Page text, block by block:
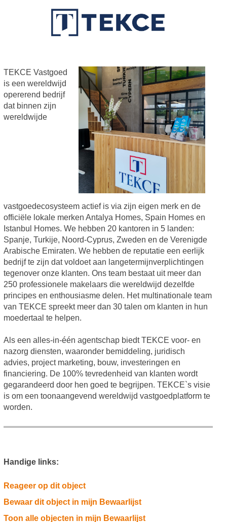
TEKCE Vastgoed
is een wereldwijd
opererend bedrijf
dat binnen zijn
wereldwijde
vastgoedecosysteem actief is via zijn eigen merk en de
officiële lokale merken Antalya Homes, Spain Homes en
Istanbul Homes. We hebben 20 kantoren in 5 landen:
Spanje, Turkije, Noord-Cyprus, Zweden en de Verenigde
Arabische Emiraten. We hebben de reputatie een eerlijk
bedrijf te zijn dat voldoet aan langetermijnverplichtingen
tegenover onze klanten. Ons team bestaat uit meer dan
250 professionele makelaars die wereldwijd dezelfde
principes en enthousiasme delen. Het multinationale team
van TEKCE spreekt meer dan 30 talen om klanten in hun
moedertaal te helpen.
Als een alles-in-één agentschap biedt TEKCE voor- en
nazorg diensten, waaronder bemiddeling, juridisch
advies, project marketing, bouw, investeringen en
financiering. De 100% tevredenheid van klanten wordt
gegarandeerd door hen goed te begrijpen. TEKCE`s visie
is om een toonaangevend wereldwijd vastgoedplatform te
worden.
Handige links:
Reageer op dit object
Bewaar dit object in mijn Bewaarlijst
Toon alle objecten in mijn Bewaarlijst